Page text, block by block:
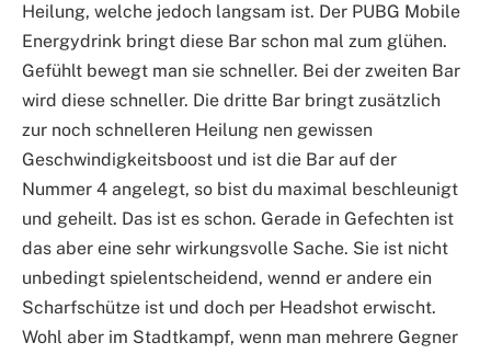
Heilung, welche jedoch langsam ist. Der PUBG Mobile
Energydrink bringt diese Bar schon mal zum glühen.
Gefühlt bewegt man sie schneller. Bei der zweiten Bar
wird diese schneller. Die dritte Bar bringt zusätzlich
zur noch schnelleren Heilung nen gewissen
Geschwindigkeitsboost und ist die Bar auf der
Nummer 4 angelegt, so bist du maximal beschleunigt
und geheilt. Das ist es schon. Gerade in Gefechten ist
das aber eine sehr wirkungsvolle Sache. Sie ist nicht
unbedingt spielentscheidend, wennd er andere ein
Scharfschütze ist und doch per Headshot erwischt.
Wohl aber im Stadtkampf, wenn man mehrere Gegner